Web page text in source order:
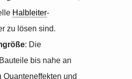
Halbleiter-
zu lösen sind.
: Die
bis nahe an
Quanteneffekten und